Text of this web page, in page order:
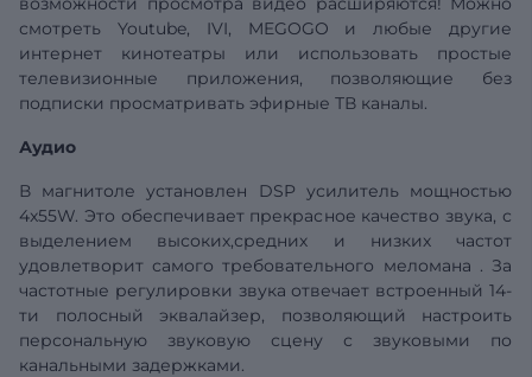
смотреть Youtube, IVI, MEGOGO и любые другие
интернет кинотеатры или использовать простые
телевизионные приложения, позволяющие без
подписки просматривать эфирные ТВ каналы.
Аудио
В магнитоле установлен DSP усилитель мощностью
4x55W. Это обеспечивает прекрасное качество звука, с
выделением высоких,средних и низких частот
удовлетворит самого требовательного меломана . За
частотные регулировки звука отвечает встроенный 14-
ти полосный эквалайзер, позволяющий настроить
персональную звуковую сцену с звуковыми по
канальными задержками.